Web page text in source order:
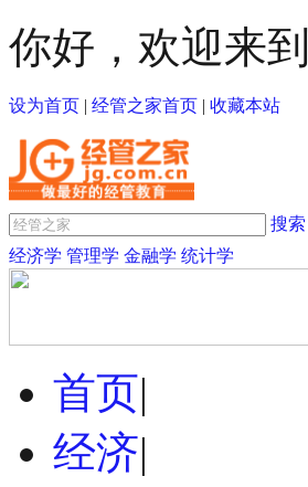
你好，欢迎来
设为首页 | 经管之家首页 | 收藏本站
搜索
经济学 管理学 金融学 统计学
首页|
经济|